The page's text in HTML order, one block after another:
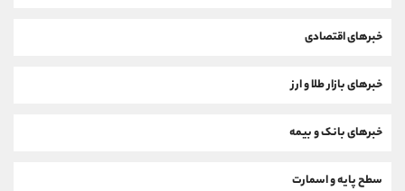
خبرهای اقتصادی
خبرهای بازار طلا و ارز
خبرهای بانک و بیمه
سطح پایه و اسمارت